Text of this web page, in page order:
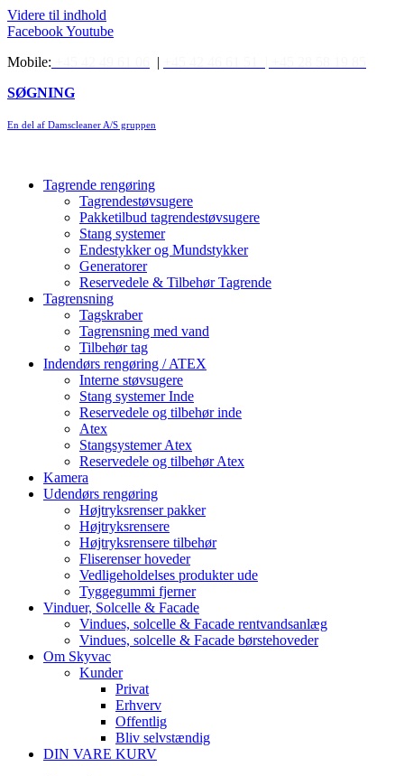
Videre til indhold
FacebookYoutube
Mobile:
|
SØGNING
En del af Damscleaner A/S gruppen
Tagrende rengøring
Tagrendestøvsugere
Pakketilbud tagrendestøvsugere
Stang systemer
Endestykker og Mundstykker
Generatorer
Reservedele & Tilbehør Tagrende
Tagrensning
Tagskraber
Tagrensning med vand
Tilbehør tag
Indendørs rengøring / ATEX
Interne støvsugere
Stang systemer Inde
Reservedele og tilbehør inde
Atex
Stangsystemer Atex
Reservedele og tilbehør Atex
Kamera
Udendørs rengøring
Højtryksrenser pakker
Højtryksrensere
Højtryksrensere tilbehør
Fliserenser hoveder
Vedligeholdelses produkter ude
Tyggegummi fjerner
Vinduer, Solcelle & Facade
Vindues, solcelle & Facade rentvandsanlæg
Vindues, solcelle & Facade børstehoveder
Om Skyvac
Kunder
Privat
Erhverv
Offentlig
Bliv selvstændig
DIN VARE KURV